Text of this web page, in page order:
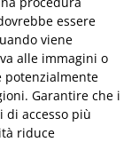
essere
viene
alle immagini o
potenzialmente
Garantire che i
accesso più
riduce